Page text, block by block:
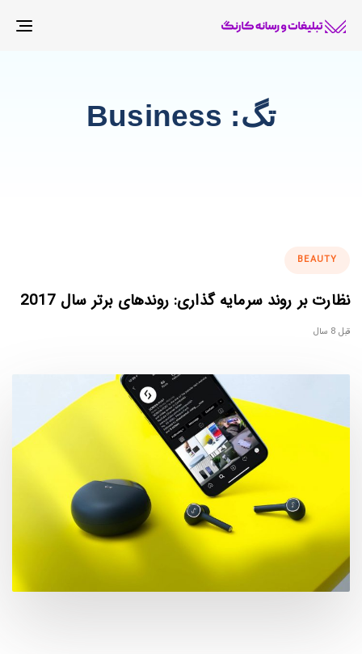
تگ: Business
BEAUTY
نظارت بر روند سرمایه گذاری: روندهای برتر سال 2017
قبل 8 سال